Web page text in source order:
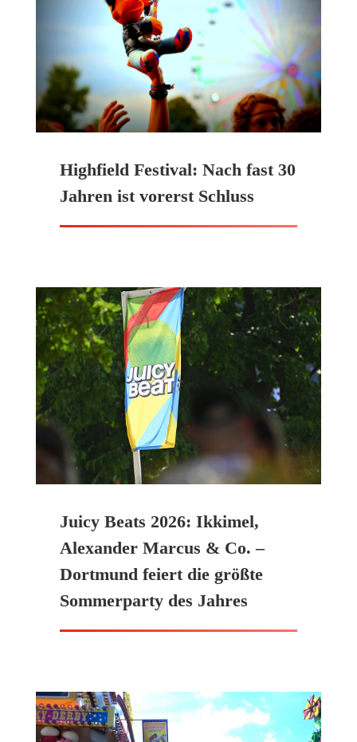
Highfield Festival: Nach fast 30
Jahren ist vorerst Schluss
Juicy Beats 2026: Ikkimel,
Alexander Marcus & Co. –
Dortmund feiert die größte
Sommerparty des Jahres